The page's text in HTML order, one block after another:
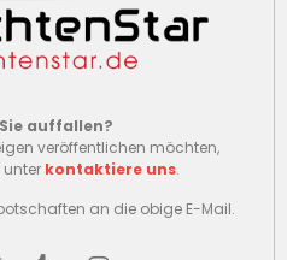
auffallen?
veröffentlichen möchten,
unter kontaktiere uns.
an die obige E-Mail.